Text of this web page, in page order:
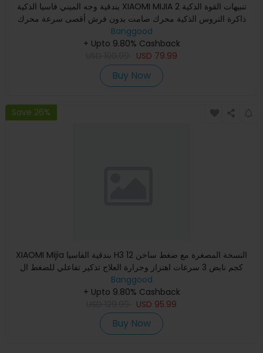
بندقية وجه الميني فاسيا الذكية XIAOMI MIJIA 2 تنبيهات القوة الذكية
ذاكرة التروس الذكية محرك صامت بدون فرش أقصى سرعة محرك
Banggood
+ Upto 9.80% Cashback
USD 79.99
Buy Now
Save 26%
XIAOMI Mijia بندقية الفاسيا H3 النسخة المصغرة مع ضغط ساخن 12
كجم نابض 3 سرعات اهتزاز وحرارة العلاج تذكير تفاعلي للضغط ال
Banggood
+ Upto 9.80% Cashback
USD 95.99
Buy Now